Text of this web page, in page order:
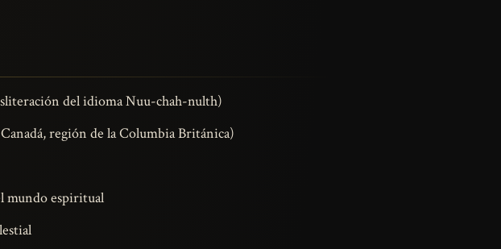
del idioma Nuu-chah-nulth)
región de la Columbia Británica)
mundo espiritual